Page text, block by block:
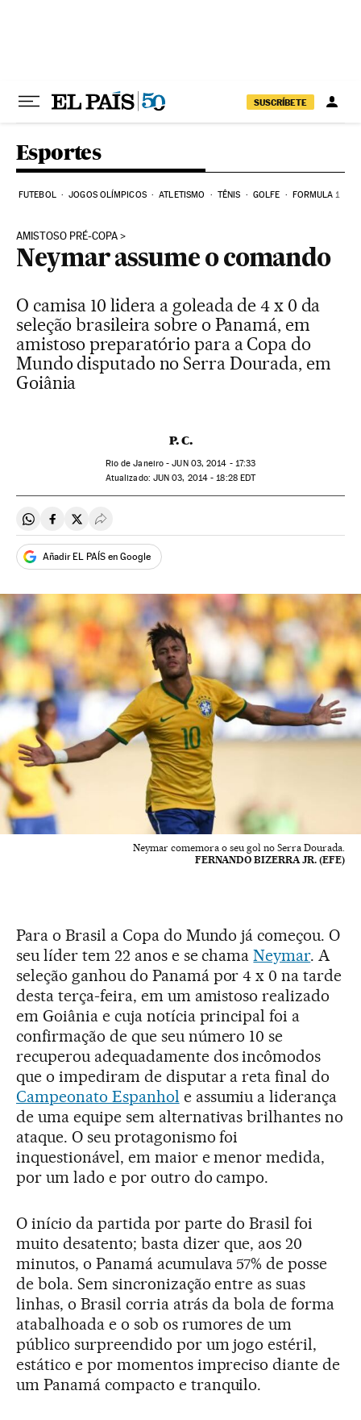
SUSCRÍBETE
Esportes
FUTEBOL JOGOS OLÍMPICOS ATLETISMO TÊNIS GOLFE FORMULA 1
AMISTOSO PRÉ-COPA
Neymar assume o comando
O camisa 10 lidera a goleada de 4 x 0 da
seleção brasileira sobre o Panamá, em
amistoso preparatório para a Copa do
Mundo disputado no Serra Dourada, em
Goiânia
P. C.
Rio de Janeiro -JUN03, 2014 - 17:33
atualizado: JUN 03, 2014 - 18:28EDT
Compartir en Whatsapp
Compartir en Facebook
Compartir en Twitter
Desplegar Redes Sociales
Añadir EL PAÍS en Google
Neymar comemora o seu gol no Serra Dourada.
FERNANDO BIZERRA JR. (EFE)
Para o Brasil a Copa do Mundo já começou. O
seu líder tem 22 anos e se chamaNeymar. A
seleção ganhou do Panamá por 4 x 0 na tarde
desta terça-feira, em um amistoso realizado
em Goiânia e cuja notícia principal foi a
confirmação de que seu número 10 se
recuperou adequadamente dos incômodos
que o impediram de disputar a reta final do
Campeonato Espanhol e assumiu a liderança
de uma equipe sem alternativas brilhantes no
ataque. O seu protagonismo foi
inquestionável, em maior e menor medida,
por um lado e por outro do campo.
O início da partida por parte do Brasil foi
muito desatento; basta dizer que, aos 20
minutos, o Panamá acumulava 57% de posse
de bola. Sem sincronização entre as suas
linhas, o Brasil corria atrás da bola de forma
atabalhoada e o sob os rumores de um
público surpreendido por um jogo estéril,
estático e por momentos impreciso diante de
um Panamá compacto e tranquilo.